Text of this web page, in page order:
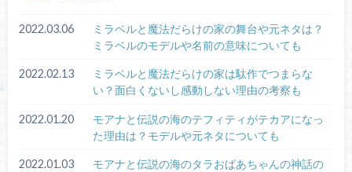
2022.03.06
ミラベルと魔法だらけの家の舞台や元ネタは？
ミラベルのモデルや名前の意味についても
2022.02.13
ミラベルと魔法だらけの家は駄作でつまらな
い？面白くないし感動しない理由の考察も
2022.01.20
モアナと伝説の海のテフィティがテカアになっ
た理由は？モデルや元ネタについても
2022.01.03
モアナと伝説の海のタラおばあちゃんの神話の